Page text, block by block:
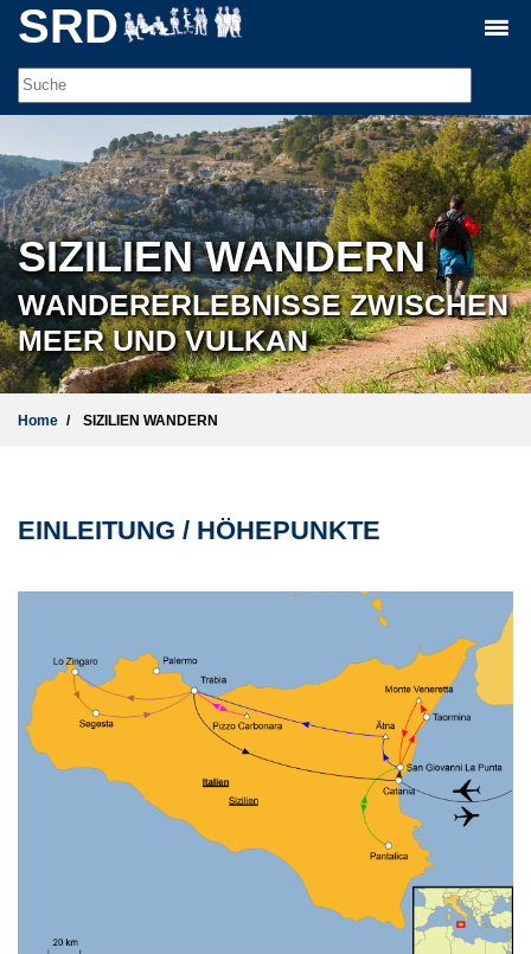
SRD
SIZILIEN WANDERN
WANDERERLEBNISSE ZWISCHEN
MEER UND VULKAN
Home SIZILIEN WANDERN
EINLEITUNG / HÖHEPUNKTE